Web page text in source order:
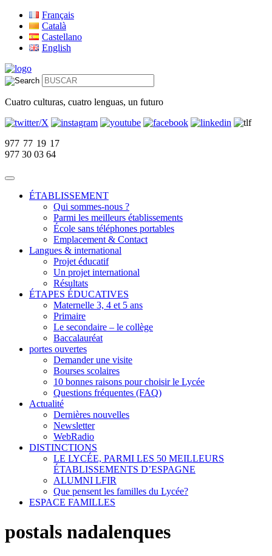
Français
Català
Castellano
English
Cuatro culturas, cuatro lenguas, un futuro
977 77 19 17
977 30 03 64
ÉTABLISSEMENT
Qui sommes-nous ?
Parmi les meilleurs établissements
École sans téléphones portables
Emplacement & Contact
Langues & international
Projet éducatif
Un projet international
Résultats
ÉTAPES ÉDUCATIVES
Maternelle 3, 4 et 5 ans
Primaire
Le secondaire – le collège
Baccalauréat
portes ouvertes
Demander une visite
Bourses scolaires
10 bonnes raisons pour choisir le Lycée
Questions fréquentes (FAQ)
Actualité
Dernières nouvelles
Newsletter
WebRadio
DISTINCTIONS
LE LYCÉE, PARMI LES 50 MEILLEURS
ÉTABLISSEMENTS D’ESPAGNE
ALUMNI LFIR
Que pensent les familles du Lycée?
ESPACE FAMILLES
postals nadalenques